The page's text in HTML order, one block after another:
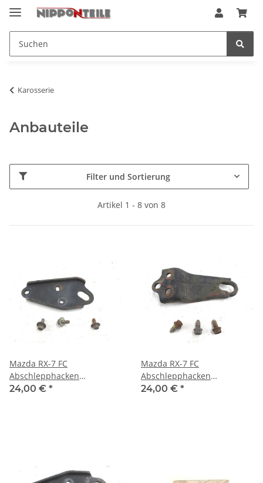
Karosserie
Anbauteile
Filter und Sortierung
Artikel 1 - 8 von 8
Mazda RX-7 FC
Abschlepphacken
Abschleppöse vorne links
24,00 € *
Mazda RX-7 FC
Abschlepphacken
Abschleppöse vorne Mitte
24,00 € *